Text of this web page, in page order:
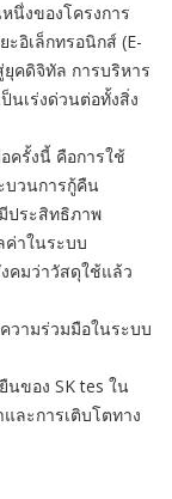
นึ่งของโครงการ
อิเล็กทรอนิกส์ (E-
คดิจิทัล การบริหาร
นเร่งด่วนต่อทั้งสิ่ง
ครั้งนี้ คือการใช้
บวนการกู้คืน
ประสิทธิภาพ
ค่าในระบบ
คมว่าวัสดุใช้แล้ว
วามร่วมมือในระบบ
นของ SK tes ใน
ละการเติบโตทาง